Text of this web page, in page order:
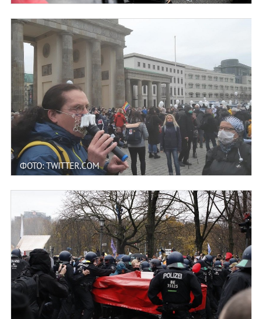
ФОТО: TWITTER.COM